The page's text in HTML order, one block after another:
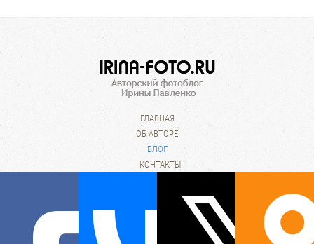
ГЛАВНАЯ
ОБ АВТОРЕ
БЛОГ
КОНТАКТЫ